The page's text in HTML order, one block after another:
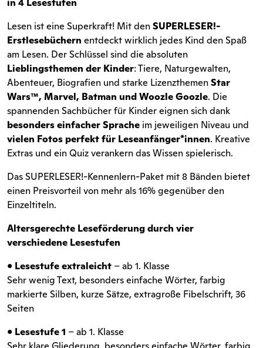
in 4 Lesestufen
Lesen ist eine Superkraft! Mit denSUPERLESER!-
Erstlesebüchern entdeckt wirklich jedes Kind den Spaß
am Lesen. Der Schlüssel sind die absoluten
Lieblingsthemen der Kinder: Tiere, Naturgewalten,
Abenteuer, Biografien und starke LizenzthemenStar
Wars™, Marvel, Batman und Woozle Goozle. Die
spannenden Sachbücher für Kinder eignen sich dank
besonders einfacher Sprache im jeweiligen Niveau und
vielen Fotos perfekt für Leseanfänger*innen. Kreative
Extras und ein Quiz verankern das Wissen spielerisch.
Das SUPERLESER!-Kennenlern-Paket mit 8 Bänden bietet
einen Preisvorteil von mehr als 16% gegenüber den
Einzeltiteln.
Altersgerechte Leseförderung durch vier
verschiedene Lesestufen
• Lesestufe extraleicht – ab 1. Klasse
Sehr wenig Text, besonders einfache Wörter, farbig
markierte Silben, kurze Sätze, extragroße Fibelschrift, 36
Seiten
• Lesestufe 1 – ab 1. Klasse